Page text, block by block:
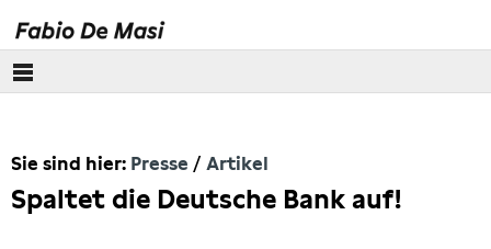
Europäisches Parlament
Sie sind hier: Presse Artikel
Spaltet die Deutsche Bank auf!